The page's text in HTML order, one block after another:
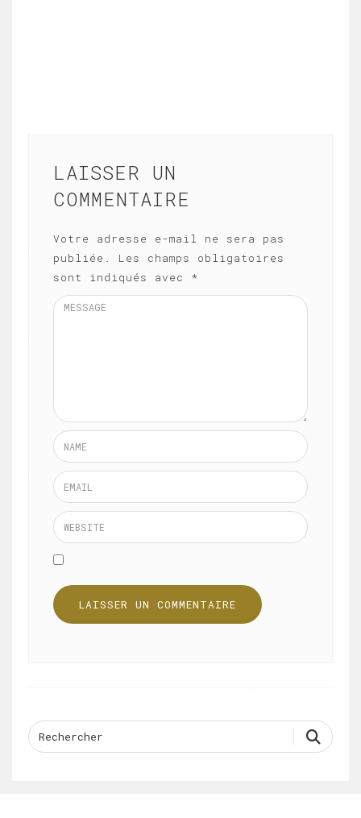
LAISSER UN
COMMENTAIRE
Votre adresse e-mail ne sera pas
publiée.
Les champs obligatoires
sont indiqués avec *